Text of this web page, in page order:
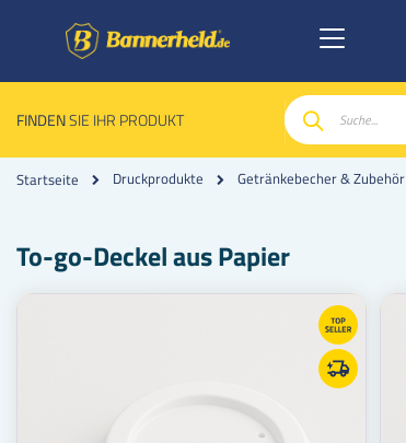
FINDENSIE IHR PRODUKT
Suche
Startseite Druckprodukte Getränkebecher & Zubehör
To-go-Deckel aus Papier